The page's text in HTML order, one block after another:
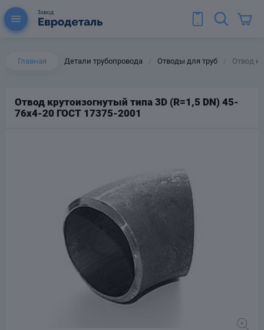
Главная Детали трубопровода Отводы для труб Отвод
Отвод крутоизогнутый типа 3D (R=1,5 DN) 45-
76х4-20 ГОСТ 17375-2001
для труб
Тройники стальные